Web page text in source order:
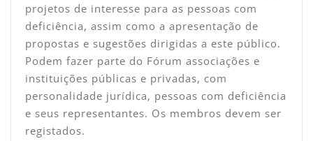
projetos de interesse para as pessoas com
deficiência, assim como a apresentação de
propostas e sugestões dirigidas a este público.
Podem fazer parte do Fórum associações e
instituições públicas e privadas, com
personalidade jurídica, pessoas com deficiência
e seus representantes. Os membros devem ser
registados.